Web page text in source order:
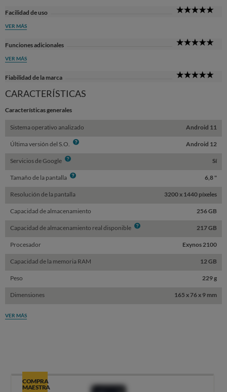
Facilidad de uso
VER MÁS
Funciones adicionales
VER MÁS
Fiabilidad de la marca
CARACTERÍSTICAS
Características generales
Sistema operativo analizado Android 11
Última versión del S.O. Info Android 12
Servicios de Google Info Sí
Tamaño de la pantalla Info 6,8 "
Resolución de la pantalla 3200 x 1440 píxeles
Capacidad de almacenamiento 256 GB
Capacidad de almacenamiento real disponible Info 217 GB
Procesador Exynos 2100
Capacidad de la memoria RAM 12 GB
Peso 229 g
Dimensiones 165 x 76 x 9 mm
VER MÁS
COMPRA
MAESTRA